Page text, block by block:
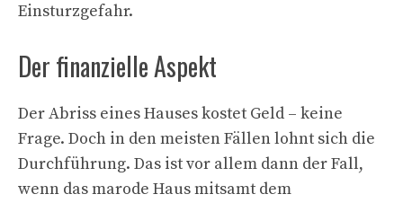
Einsturzgefahr.
Der finanzielle Aspekt
Der Abriss eines Hauses kostet Geld – keine
Frage. Doch in den meisten Fällen lohnt sich die
Durchführung. Das ist vor allem dann der Fall,
wenn das marode Haus mitsamt dem